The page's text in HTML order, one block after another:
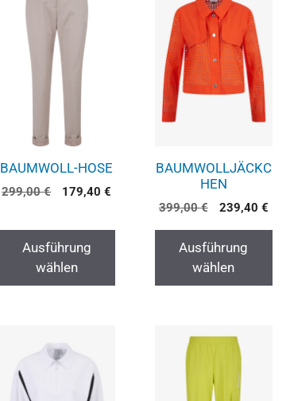
BAUMWOLL-HOSE
299,00€ 179,40€
Ausführung
wählen
BAUMWOLLJÄCKC
HEN
399,00€ 239,40 €
Ausführung
wählen